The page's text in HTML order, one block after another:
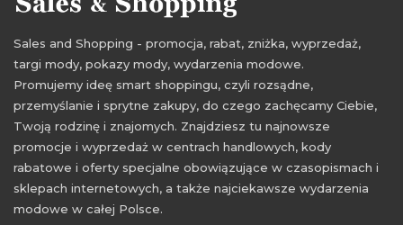
Sales and Shopping - promocja, rabat, zniżka, wyprzedaż,
targi mody, pokazy mody, wydarzenia modowe.
Promujemy ideę smart shoppingu, czyli rozsądne,
przemyślanie i sprytne zakupy, do czego zachęcamy Ciebie,
Twoją rodzinę i znajomych. Znajdziesz tu najnowsze
promocje i wyprzedaż w centrach handlowych, kody
rabatowe i oferty specjalne obowiązujące w czasopismach i
sklepach internetowych, a także najciekawsze wydarzenia
modowe w całej Polsce.